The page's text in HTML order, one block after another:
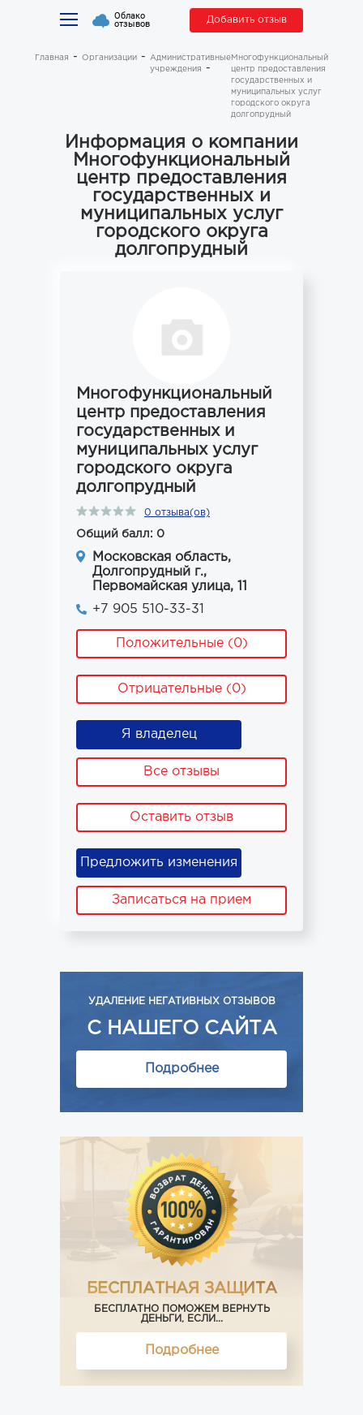
Облако
отзывов Добавить отзыв
Главная Организации
Административные
учреждения
Многофункциональный
центр предоставления
государственных и
муниципальных услуг
городского округа
долгопрудный
Информация о компании
Многофункциональный
центр предоставления
государственных и
муниципальных услуг
городского округа
долгопрудный
Многофункциональный
центр предоставления
государственных и
муниципальных услуг
городского округа
долгопрудный
0 отзыва(ов)
Общий балл: 0
Московская область,
Долгопрудный г.,
Первомайская улица, 11
+7 905 510-33-31
Положительные (0)
Отрицательные (0)
Я владелец
Все отзывы
Оставить отзыв
Предложить изменения
Записаться на прием
УДАЛЕНИЕ НЕГАТИВНЫХ ОТЗЫВОВ
С НАШЕГО САЙТА
Подробнее
БЕСПЛАТНАЯ ЗАЩИТА
БЕСПЛАТНО ПОМОЖЕМ ВЕРНУТЬ
ДЕНЬГИ, ЕСЛИ...
Подробнее